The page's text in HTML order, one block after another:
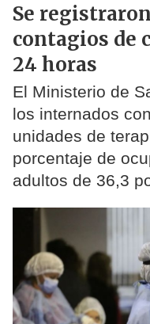
Se
contagios de
24 horas
El Ministerio de
los internados
unidades de
porcentaje de
adultos de 36,3